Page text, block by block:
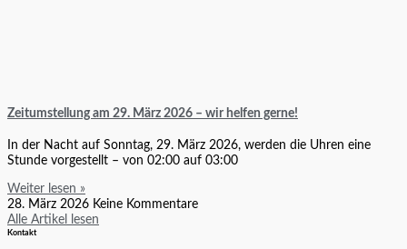
Zeitumstellung am 29. März 2026 – wir helfen gerne!
In der Nacht auf Sonntag, 29. März 2026, werden die Uhren eine
Stunde vorgestellt – von 02:00 auf 03:00
Weiter lesen »
28. März 2026 Keine Kommentare
Alle Artikel lesen
Kontakt